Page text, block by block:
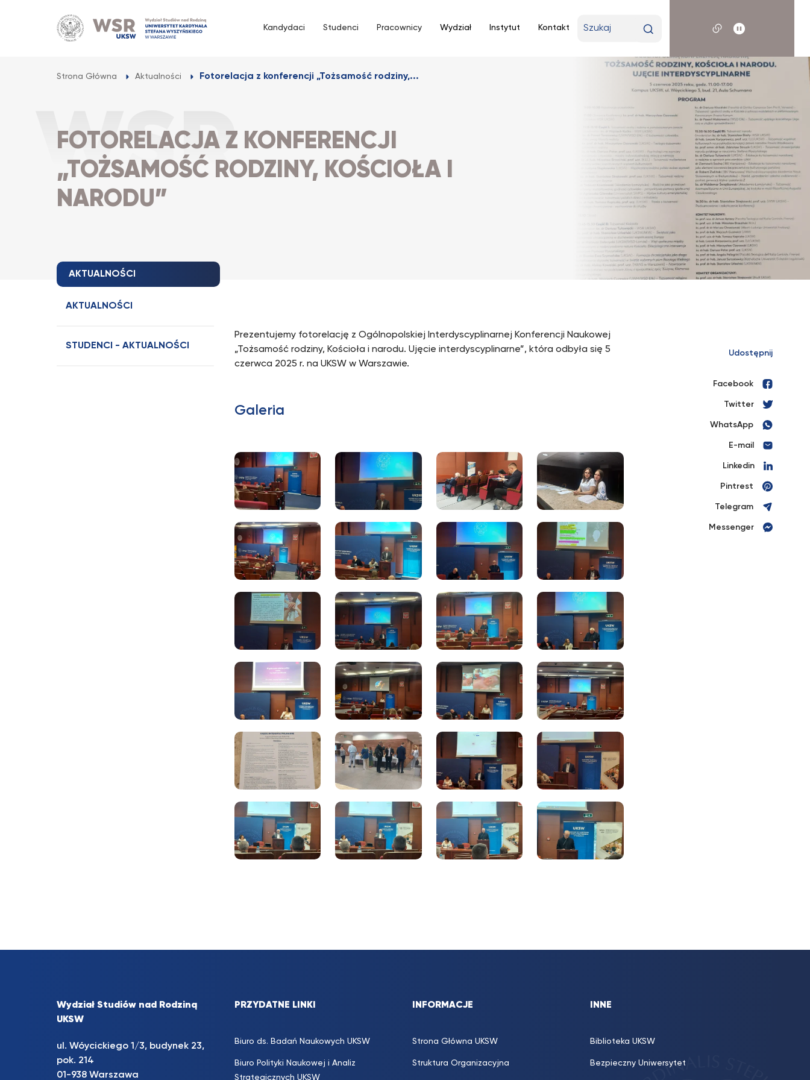
Kandydaci Studenci Pracownicy Wydział Instytut Kontakt
wyszukiwaną
Strona Główna Aktualności Fotorelacja z konferencji „Tożsamość rodziny,...
FOTORELACJA Z KONFERENCJI
„TOŻSAMOŚĆ RODZINY, KOŚCIOŁA I
NARODU”
AKTUALNOŚCI
AKTUALNOŚCI
STUDENCI - AKTUALNOŚCI
Prezentujemy fotorelację z Ogólnopolskiej Interdyscyplinarnej Konferencji Naukowej
„Tożsamość rodziny, Kościoła i narodu. Ujęcie interdyscyplinarne”, która odbyła się 5
czerwca 2025 r. na UKSW w Warszawie.
Galeria
Udostępnij
Facebook
Twitter
WhatsApp
E-mail
Linkedin
Pintrest
Telegram
Messenger
Wydział Studiów nad Rodziną
UKSW
ul. Wóycickiego 1/3, budynek 23,
pok. 214
01-938 Warszawa
PRZYDATNE LINKI
Biuro ds. Badań Naukowych UKSW
Biuro Polityki Naukowej i Analiz
Strategicznych UKSW
INFORMACJE
Strona Główna UKSW
Struktura Organizacyjna
INNE
Biblioteka UKSW
Bezpieczny Uniwersytet